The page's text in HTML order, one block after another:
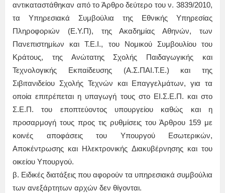
αντικαταστάθηκαν από το Άρθρο δεύτερο του ν. 3839/2010,
τα Υπηρεσιακά Συμβούλια της Εθνικής Υπηρεσίας
Πληροφοριών (Ε.Υ.Π), της Ακαδημίας Αθηνών, των
Πανεπιστημίων και Τ.Ε.Ι., του Νομικού Συμβουλίου του
Κράτους, της Ανώτατης Σχολής Παιδαγωγικής και
Τεχνολογικής Εκπαίδευσης (Α.Σ.ΠΑΙ.Τ.Ε.) και της
Σιβιτανιδείου Σχολής Τεχνών και Επαγγελμάτων, για τα
οποία επιτρέπεται η υπαγωγή τους στο ΕΙ.Σ.Ε.Π. και στο
Σ.Ε.Π. του εποπτεύοντος υπουργείου καθώς και η
προσαρμογή τους προς τις ρυθμίσεις του Άρθρου 159 με
κοινές αποφάσεις του Υπουργού Εσωτερικών,
Αποκέντρωσης και Ηλεκτρονικής Διακυβέρνησης και του
οικείου Υπουργού.
β. Ειδικές διατάξεις που αφορούν τα υπηρεσιακά συμβούλια
των ανεξάρτητων αρχών δεν θίγονται.